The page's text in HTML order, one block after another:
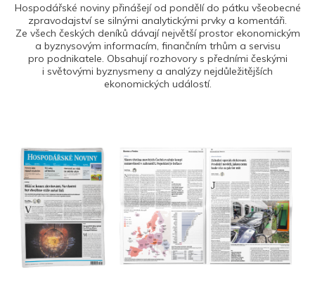
Hospodářské noviny přinášejí od pondělí do pátku všeobecné
zpravodajství se silnými analytickými prvky a komentáři.
Ze všech českých deníků dávají největší prostor ekonomickým
a byznysovým informacím, finančním trhům a servisu
pro podnikatele. Obsahují rozhovory s předními českými
i světovými byznysmeny a analýzy nejdůležitějších
ekonomických událostí.